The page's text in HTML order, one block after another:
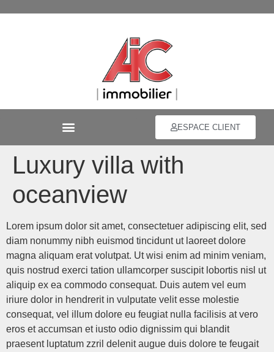
ESPACE CLIENT
Luxury villa with
oceanview
Lorem ipsum dolor sit amet, consectetuer adipiscing elit, sed
diam nonummy nibh euismod tincidunt ut laoreet dolore
magna aliquam erat volutpat. Ut wisi enim ad minim veniam,
quis nostrud exerci tation ullamcorper suscipit lobortis nisl ut
aliquip ex ea commodo consequat. Duis autem vel eum
iriure dolor in hendrerit in vulputate velit esse molestie
consequat, vel illum dolore eu feugiat nulla facilisis at vero
eros et accumsan et iusto odio dignissim qui blandit
praesent luptatum zzril delenit augue duis dolore te feugait